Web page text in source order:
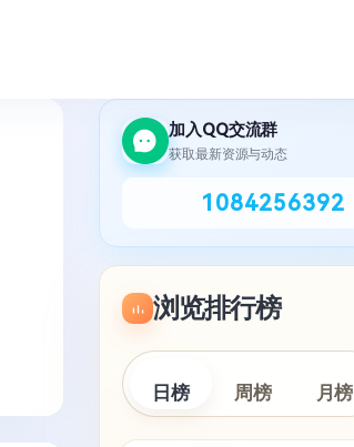
加入QQ交流群
获取最新资源与动态
1084256392
浏览排行榜
日榜 周榜 月榜